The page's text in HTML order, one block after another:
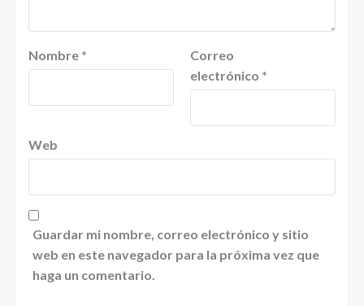
Nombre *
Correo
electrónico *
Web
Guardar mi nombre, correo electrónico y sitio
web en este navegador para la próxima vez que
haga un comentario.